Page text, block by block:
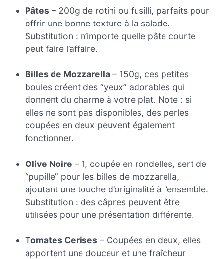
Pâtes – 200g de rotini ou fusilli, parfaits pour
offrir une bonne texture à la salade.
Substitution : n’importe quelle pâte courte
peut faire l’affaire.
Billes de Mozzarella – 150g, ces petites
boules créent des “yeux” adorables qui
donnent du charme à votre plat. Note : si
elles ne sont pas disponibles, des perles
coupées en deux peuvent également
fonctionner.
Olive Noire – 1, coupée en rondelles, sert de
“pupille” pour les billes de mozzarella,
ajoutant une touche d’originalité à l’ensemble.
Substitution : des câpres peuvent être
utilisées pour une présentation différente.
Tomates Cerises – Coupées en deux, elles
apportent une douceur et une fraîcheur